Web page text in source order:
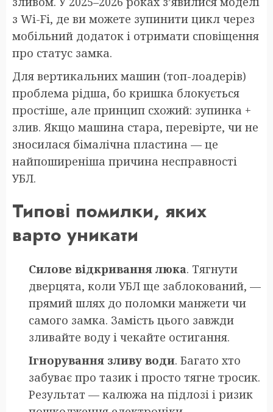
з Wi-Fi, де ви можете зупинити цикл через
мобільний додаток і отримати сповіщення
про статус замка.
Для вертикальних машин (топ-лоадерів)
проблема рідша, бо кришка блокується
простіше, але принцип схожий: зупинка +
злив. Якщо машина стара, перевірте, чи не
зносилася бімалічна пластина — це
найпоширеніша причина несправності
УБЛ.
Типові помилки, яких
варто уникати
Силове відкривання люка. Тягнути
дверцята, коли УБЛ ще заблокований, —
прямий шлях до поломки манжети чи
самого замка. Замість цього завжди
зливайте воду і чекайте остигання.
Ігнорування зливу води. Багато хто
забуває про тазик і просто тягне тросик.
Результат — калюжа на підлозі і ризик